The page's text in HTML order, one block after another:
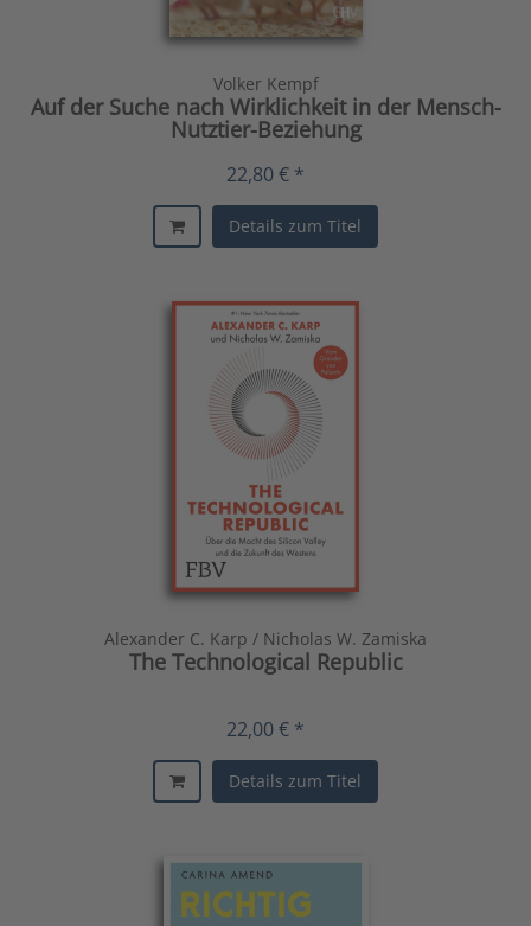
Volker Kempf
Auf der Suche nach Wirklichkeit in der Mensch-
Nutztier-Beziehung
22,80 € *
Details zum Titel
Alexander C. Karp / Nicholas W. Zamiska
The Technological Republic
22,00 € *
Details zum Titel